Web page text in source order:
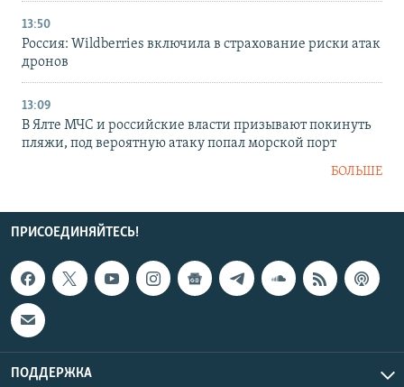
13:50
Россия: Wildberries включила в страхование риски атак
дронов
13:09
В Ялте МЧС и российские власти призывают покинуть
пляжи, под вероятную атаку попал морской порт
БОЛЬШЕ
ПРИСОЕДИНЯЙТЕСЬ!
ПОДДЕРЖКА